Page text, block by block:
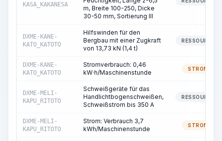
KASA_KAKANESA
m, Breite 100-250, Dicke
30-50 mm, Sortierung III
DXME-KANE-
KATO_KATOTO
Hilfswinden für den
Bergbau mit einer Zugkraft
von 13,73 kN (1,4 t)
RESSOURCE
DXME-KANE-
KATO_KATOTO
Stromverbrauch: 0,46
kW·h/Maschinenstunde
STROM
DXME-MELI-
KAPU_RITOTO
Schweißgeräte für das
Handlichtbogenschweißen,
Schweißstrom bis 350 A
RESSOURCE
DXME-MELI-
KAPU_RITOTO
Strom: Verbrauch 3,7
kWh/Maschinenstunde
STROM